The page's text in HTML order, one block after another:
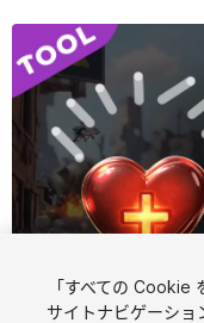
現在のスライド：1 / 6
「すべての Cookie
サイトナビゲーシ